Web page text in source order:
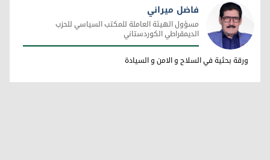
فاضل ميراني
فاضل ميراني
مسؤول الهيئة العاملة للمكتب السياسي للحزب
الديمقراطي الكوردستاني
ورقة بحثية في السلاح و الامن و السيادة